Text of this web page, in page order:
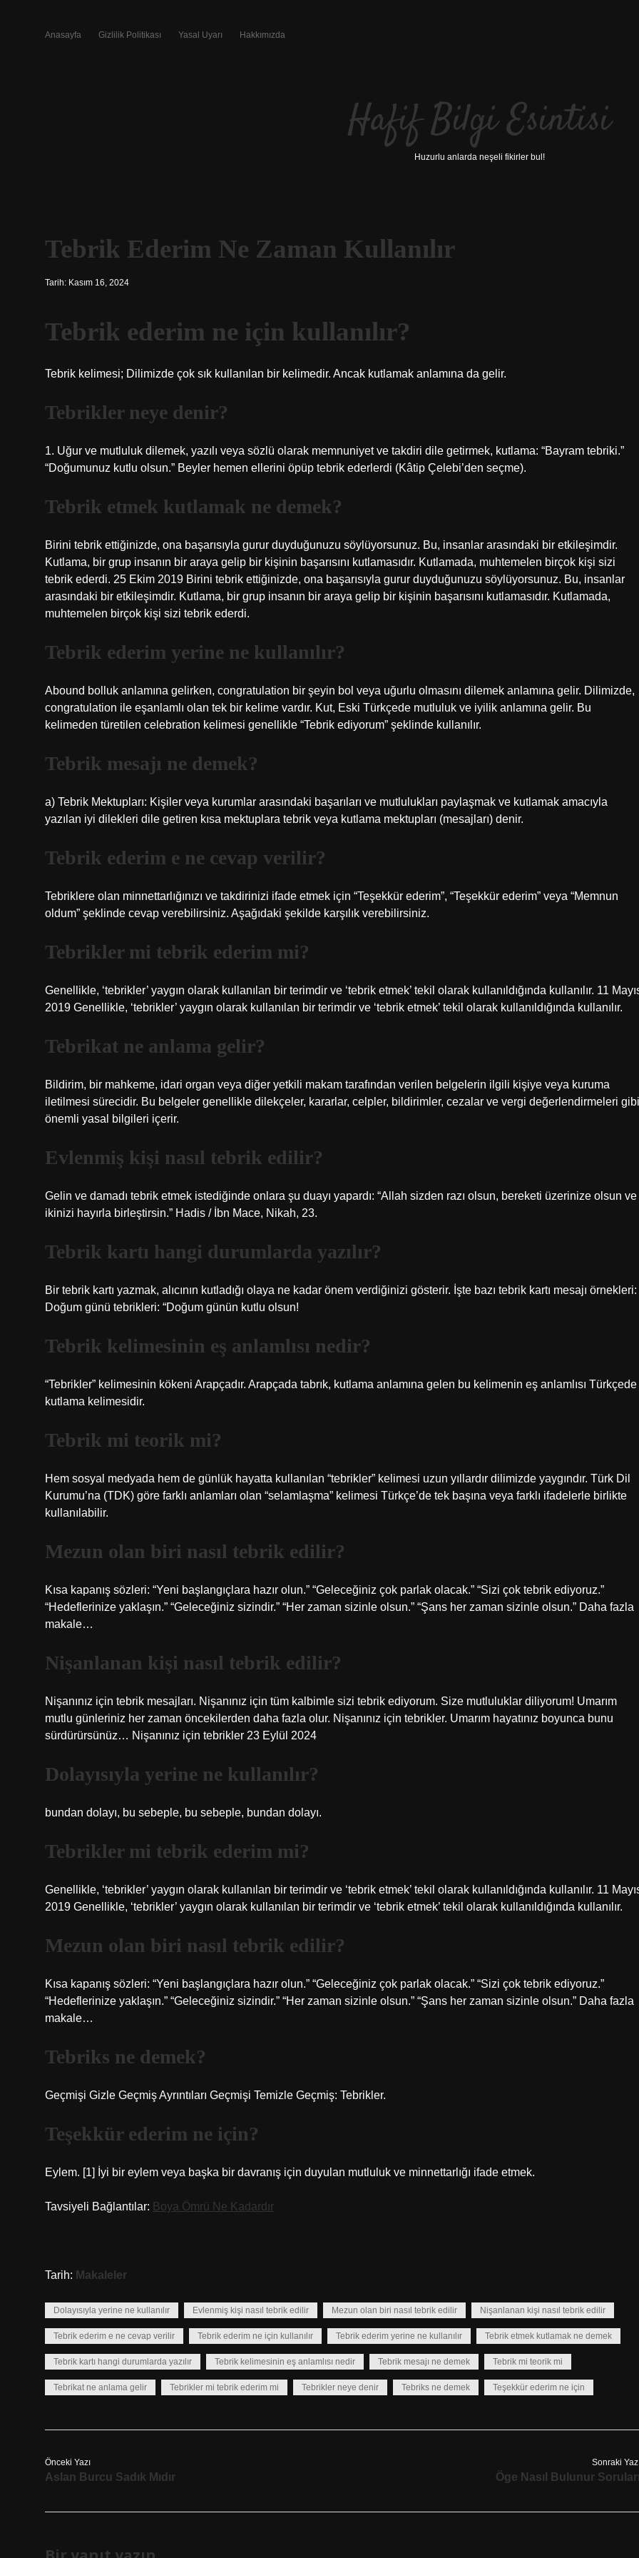
Anasayfa Gizlilik Politikası Yasal Uyarı Hakkımızda
Hafif Bilgi Esintisi
Huzurlu anlarda neşeli fikirler bul!
Tebrik Ederim Ne Zaman Kullanılır
Tarih: Kasım 16, 2024
Tebrik ederim ne için kullanılır?
Tebrik kelimesi; Dilimizde çok sık kullanılan bir kelimedir. Ancak kutlamak anlamına da gelir.
Tebrikler neye denir?
1. Uğur ve mutluluk dilemek, yazılı veya sözlü olarak memnuniyet ve takdiri dile getirmek, kutlama: “Bayram tebriki.”
“Doğumunuz kutlu olsun.” Beyler hemen ellerini öpüp tebrik ederlerdi (Kâtip Çelebi’den seçme).
Tebrik etmek kutlamak ne demek?
Birini tebrik ettiğinizde, ona başarısıyla gurur duyduğunuzu söylüyorsunuz. Bu, insanlar arasındaki bir etkileşimdir.
Kutlama, bir grup insanın bir araya gelip bir kişinin başarısını kutlamasıdır. Kutlamada, muhtemelen birçok kişi sizi
tebrik ederdi. 25 Ekim 2019 Birini tebrik ettiğinizde, ona başarısıyla gurur duyduğunuzu söylüyorsunuz. Bu, insanlar
arasındaki bir etkileşimdir. Kutlama, bir grup insanın bir araya gelip bir kişinin başarısını kutlamasıdır. Kutlamada,
muhtemelen birçok kişi sizi tebrik ederdi.
Tebrik ederim yerine ne kullanılır?
Abound bolluk anlamına gelirken, congratulation bir şeyin bol veya uğurlu olmasını dilemek anlamına gelir. Dilimizde,
congratulation ile eşanlamlı olan tek bir kelime vardır. Kut, Eski Türkçede mutluluk ve iyilik anlamına gelir. Bu
kelimeden türetilen celebration kelimesi genellikle “Tebrik ediyorum” şeklinde kullanılır.
Tebrik mesajı ne demek?
a) Tebrik Mektupları: Kişiler veya kurumlar arasındaki başarıları ve mutlulukları paylaşmak ve kutlamak amacıyla
yazılan iyi dilekleri dile getiren kısa mektuplara tebrik veya kutlama mektupları (mesajları) denir.
Tebrik ederim e ne cevap verilir?
Tebriklere olan minnettarlığınızı ve takdirinizi ifade etmek için “Teşekkür ederim”, “Teşekkür ederim” veya “Memnun
oldum” şeklinde cevap verebilirsiniz. Aşağıdaki şekilde karşılık verebilirsiniz.
Tebrikler mi tebrik ederim mi?
Genellikle, ‘tebrikler’ yaygın olarak kullanılan bir terimdir ve ‘tebrik etmek’ tekil olarak kullanıldığında kullanılır. 11
2019 Genellikle, ‘tebrikler’ yaygın olarak kullanılan bir terimdir ve ‘tebrik etmek’ tekil olarak kullanıldığında kullanılır.
Tebrikat ne anlama gelir?
Bildirim, bir mahkeme, idari organ veya diğer yetkili makam tarafından verilen belgelerin ilgili kişiye veya kuruma
iletilmesi sürecidir. Bu belgeler genellikle dilekçeler, kararlar, celpler, bildirimler, cezalar ve vergi değerlendirmeleri gibi
önemli yasal bilgileri içerir.
Evlenmiş kişi nasıl tebrik edilir?
Gelin ve damadı tebrik etmek istediğinde onlara şu duayı yapardı: “Allah sizden razı olsun, bereketi üzerinize olsun ve
ikinizi hayırla birleştirsin.” Hadis / İbn Mace, Nikah, 23.
Tebrik kartı hangi durumlarda yazılır?
Bir tebrik kartı yazmak, alıcının kutladığı olaya ne kadar önem verdiğinizi gösterir. İşte bazı tebrik kartı mesajı örnekleri:
Doğum günü tebrikleri: “Doğum günün kutlu olsun!
Tebrik kelimesinin eş anlamlısı nedir?
“Tebrikler” kelimesinin kökeni Arapçadır. Arapçada tabrık, kutlama anlamına gelen bu kelimenin eş anlamlısı Türkçede
kutlama kelimesidir.
Tebrik mi teorik mi?
Hem sosyal medyada hem de günlük hayatta kullanılan “tebrikler” kelimesi uzun yıllardır dilimizde yaygındır. Türk Dil
Kurumu’na (TDK) göre farklı anlamları olan “selamlaşma” kelimesi Türkçe’de tek başına veya farklı ifadelerle birlikte
kullanılabilir.
Mezun olan biri nasıl tebrik edilir?
Kısa kapanış sözleri: “Yeni başlangıçlara hazır olun.” “Geleceğiniz çok parlak olacak.” “Sizi çok tebrik ediyoruz.”
“Hedeflerinize yaklaşın.” “Geleceğiniz sizindir.” “Her zaman sizinle olsun.” “Şans her zaman sizinle olsun.” Daha fazla
makale…
Nişanlanan kişi nasıl tebrik edilir?
Nişanınız için tebrik mesajları. Nişanınız için tüm kalbimle sizi tebrik ediyorum. Size mutluluklar diliyorum! Umarım
mutlu günleriniz her zaman öncekilerden daha fazla olur. Nişanınız için tebrikler. Umarım hayatınız boyunca bunu
sürdürürsünüz… Nişanınız için tebrikler 23 Eylül 2024
Dolayısıyla yerine ne kullanılır?
bundan dolayı, bu sebeple, bu sebeple, bundan dolayı.
Tebrikler mi tebrik ederim mi?
Genellikle, ‘tebrikler’ yaygın olarak kullanılan bir terimdir ve ‘tebrik etmek’ tekil olarak kullanıldığında kullanılır. 11
2019 Genellikle, ‘tebrikler’ yaygın olarak kullanılan bir terimdir ve ‘tebrik etmek’ tekil olarak kullanıldığında kullanılır.
Mezun olan biri nasıl tebrik edilir?
Kısa kapanış sözleri: “Yeni başlangıçlara hazır olun.” “Geleceğiniz çok parlak olacak.” “Sizi çok tebrik ediyoruz.”
“Hedeflerinize yaklaşın.” “Geleceğiniz sizindir.” “Her zaman sizinle olsun.” “Şans her zaman sizinle olsun.” Daha fazla
makale…
Tebriks ne demek?
Geçmişi Gizle Geçmiş Ayrıntıları Geçmişi Temizle Geçmiş: Tebrikler.
Teşekkür ederim ne için?
Eylem. [1] İyi bir eylem veya başka bir davranış için duyulan mutluluk ve minnettarlığı ifade etmek.
Tavsiyeli Bağlantılar: Boya Ömrü Ne Kadardır
Tarih: Makaleler
Dolayısıyla yerine ne kullanılır Evlenmiş kişi nasıl tebrik edilir Mezun olan biri nasıl tebrik edilir Nişanlanan kişi nasıl tebrik edilir
Tebrik ederim e ne cevap verilir Tebrik ederim ne için kullanılır Tebrik ederim yerine ne kullanılır Tebrik etmek kutlamak ne demek
Tebrik kartı hangi durumlarda yazılır Tebrik kelimesinin eş anlamlısı nedir Tebrik mesajı ne demek Tebrik mi teorik mi
Tebrikat ne anlama gelir Tebrikler mi tebrik ederim mi Tebrikler neye denir Tebriks ne demek Teşekkür ederim ne için
Önceki Yazı
Aslan Burcu Sadık Mıdır
Sonraki
Öge Nasıl Bulunur